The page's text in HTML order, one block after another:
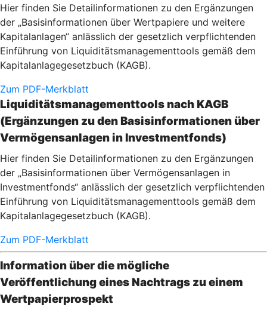
Hier finden Sie Detailinformationen zu den Ergänzungen
der „Basisinformationen über Wertpapiere und weitere
Kapitalanlagen“ anlässlich der gesetzlich verpflichtenden
Einführung von Liquiditätsmanagementtools gemäß dem
Kapitalanlagegesetzbuch (KAGB).
Zum PDF-Merkblatt
Liquiditätsmanagementtools nach KAGB
(Ergänzungen zu den Basisinformationen über
Vermögensanlagen in Investmentfonds)
Hier finden Sie Detailinformationen zu den Ergänzungen
der „Basisinformationen über Vermögensanlagen in
Investmentfonds“ anlässlich der gesetzlich verpflichtenden
Einführung von Liquiditätsmanagementtools gemäß dem
Kapitalanlagegesetzbuch (KAGB).
Zum PDF-Merkblatt
Information über die mögliche
Veröffentlichung eines Nachtrags zu einem
Wertpapierprospekt